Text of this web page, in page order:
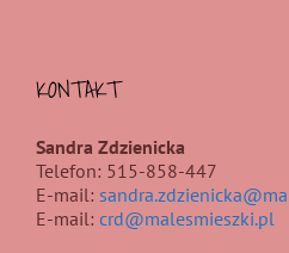
KONTAKT
Sandra Zdzienicka
Telefon: 515-858-447
E-mail:
E-mail: crd@malesmieszki.pl